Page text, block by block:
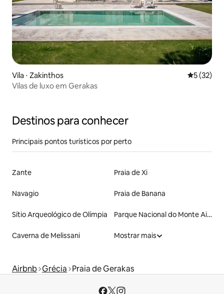
Vila ⋅ Zakinthos 5 de uma
5 (32)
Vilas de luxo em Gerakas
Destinos para conhecer
Principais pontos turísticos por perto
Zante Praia de Xi
Navagio Praia de Banana
Sítio Arqueológico de Olímpia Parque Nacional do Monte Ainos
Caverna de Melissani Mostrar mais
Airbnb Grécia Praia de Gerakas